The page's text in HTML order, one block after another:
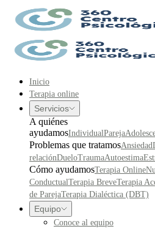
Inicio
Terapia online
Servicios
A quiénes
ayudamosIndividualPareja
Problemas que tratamosAnsiedad
relaciónDueloTraumaAutoestima
Cómo ayudamosTerapia Online
ConductualTerapia BreveTerapia
de ParejaTerapia Dialéctica (DBT)
Equipo
Conoce al equipo